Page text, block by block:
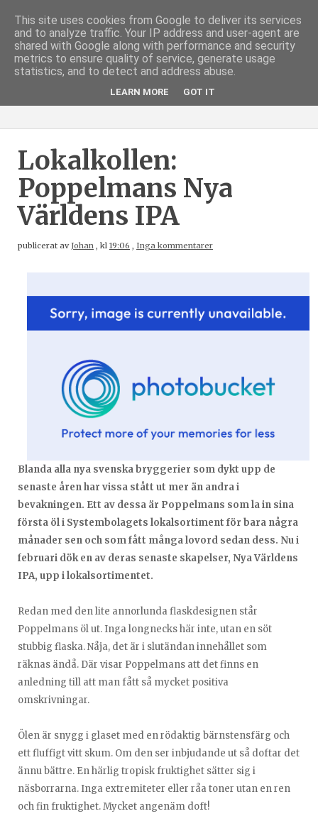
Lokalkollen:
Poppelmans Nya
Världens IPA
publicerat avJohan , kl 19:06 , Inga kommentarer
Blanda alla nya svenska bryggerier som dykt upp de
senaste åren har vissa stått ut mer än andra i
bevakningen. Ett av dessa är Poppelmans som la in sina
första öl i Systembolagets lokalsortiment för bara några
månader sen och som fått många lovord sedan dess. Nu i
februari dök en av deras senaste skapelser, Nya Världens
IPA, upp i lokalsortimentet.
Redan med den lite annorlunda flaskdesignen står
Poppelmans öl ut. Inga longnecks här inte, utan en söt
stubbig flaska. Nåja, det är i slutändan innehållet som
räknas ändå. Där visar Poppelmans att det finns en
anledning till att man fått så mycket positiva
omskrivningar.
Ölen är snygg i glaset med en rödaktig bärnstensfärg och
ett fluffigt vitt skum. Om den ser inbjudande ut så doftar det
ännu bättre. En härlig tropisk fruktighet sätter sig i
näsborrarna. Inga extremiteter eller råa toner utan en ren
och fin fruktighet. Mycket angenäm doft!
This site uses cookies from Google to deliver its services
and to analyze traffic. Your IP address and user-agent are
shared with Google along with performance and security
metrics to ensure quality of service, generate usage
statistics, and to detect and address abuse.
LEARN MORE GOT IT